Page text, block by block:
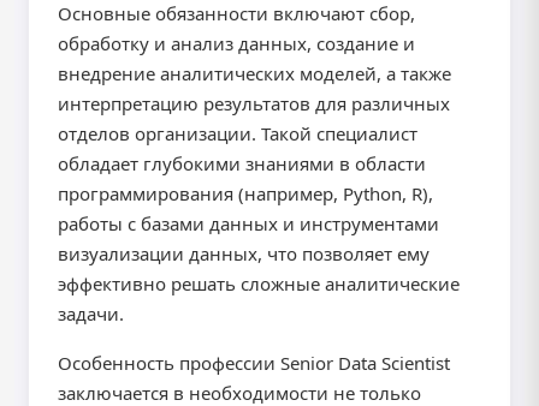
Основные обязанности включают сбор,
обработку и анализ данных, создание и
внедрение аналитических моделей, а также
интерпретацию результатов для различных
отделов организации. Такой специалист
обладает глубокими знаниями в области
программирования (например, Python, R),
работы с базами данных и инструментами
визуализации данных, что позволяет ему
эффективно решать сложные аналитические
задачи.
Особенность профессии Senior Data Scientist
заключается в необходимости не только